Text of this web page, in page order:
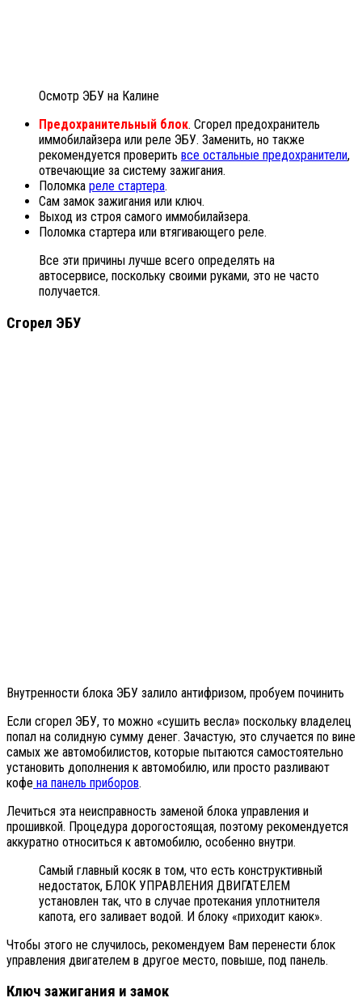
Осмотр ЭБУ на Калине
Предохранительный блок. Сгорел предохранитель
иммобилайзера или реле ЭБУ. Заменить, но также
рекомендуется проверить все остальные предохранители,
отвечающие за систему зажигания.
Поломка реле стартера.
Сам замок зажигания или ключ.
Выход из строя самого иммобилайзера.
Поломка стартера или втягивающего реле.
Все эти причины лучше всего определять на
автосервисе, поскольку своими руками, это не часто
получается.
Сгорел ЭБУ
Внутренности блока ЭБУ залило антифризом, пробуем починить
Если сгорел ЭБУ, то можно «сушить весла» поскольку владелец
попал на солидную сумму денег. Зачастую, это случается по вине
самых же автомобилистов, которые пытаются самостоятельно
установить дополнения к автомобилю, или просто разливают
кофе на панель приборов.
Лечиться эта неисправность заменой блока управления и
прошивкой. Процедура дорогостоящая, поэтому рекомендуется
аккуратно относиться к автомобилю, особенно внутри.
Самый главный косяк в том, что есть конструктивный
недостаток, БЛОК УПРАВЛЕНИЯ ДВИГАТЕЛЕМ
установлен так, что в случае протекания уплотнителя
капота, его заливает водой. И блоку «приходит каюк».
Чтобы этого не случилось, рекомендуем Вам перенести блок
управления двигателем в другое место, повыше, под панель.
Ключ зажигания и замок